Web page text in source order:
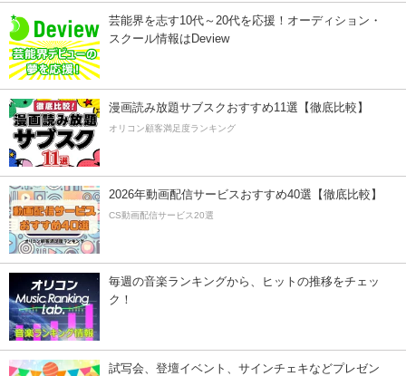
芸能界を志す10代～20代を応援！オーディション・
スクール情報はDeview
漫画読み放題サブスクおすすめ11選【徹底比較】
オリコン顧客満足度ランキング
2026年動画配信サービスおすすめ40選【徹底比較】
CS動画配信サービス20選
毎週の音楽ランキングから、ヒットの推移をチェッ
ク！
試写会、登壇イベント、サインチェキなどプレゼン